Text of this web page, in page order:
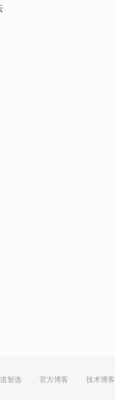
智选 官方博客 技术博客